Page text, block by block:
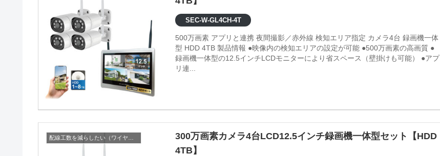
SEC-W-GL4CH-4T
500万画素 アプリと連携 夜間撮影／赤外線 検知エリア指定 カメラ4台 録画機一体
型 HDD 4TB 製品情報 ●映像内の検知エリアの設定が可能 ●500万画素の高画質 ●
録画機一体型の12.5インチLCDモニターにより省スペース（壁掛けも可能） ●アプ
リ連...
300万画素カメラ4台LCD12.5インチ録画機一体型セット【HDD
4TB】